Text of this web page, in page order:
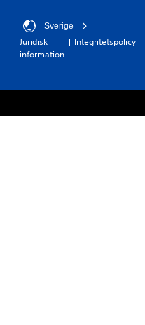
Sverige
Juridisk
information
Integritetspolicy